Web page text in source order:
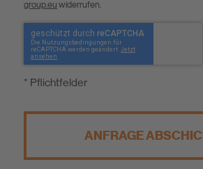
group.eu widerrufen.
* Pflichtfelder
ANFRAGE